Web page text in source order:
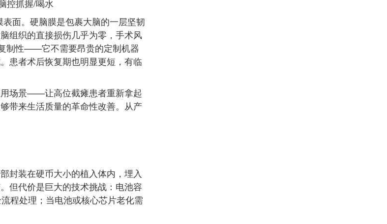
控抓握/喝水
表面。硬脑膜是包裹大脑的一层坚韧
组织的直接损伤几乎为零，手术风
制性——它不需要昂贵的定制机器
患者术后恢复期也明显更短，有临
场景——让高位截瘫患者重新拿起
带来生活质量的革命性改善。从产
封装在硬币大小的植入体内，埋入
但代价是巨大的技术挑战：电池容
程处理；当电池或核心芯片老化需